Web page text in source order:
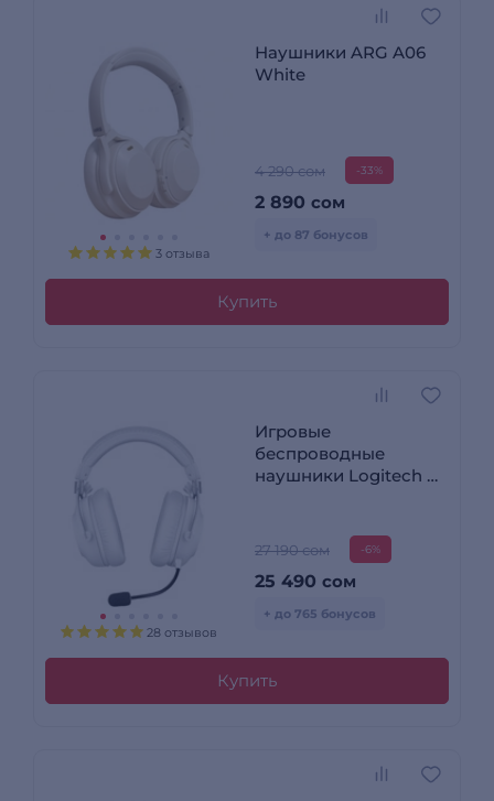
3 отзыва
Наушники ARG A06
White
4 290 сом -33%
2 890 сом
+ до 87 бонусов
Купить
28 отзывов
Игровые
беспроводные
наушники Logitech G
27 190 сом -6%
25 490 сом
+ до 765 бонусов
Купить